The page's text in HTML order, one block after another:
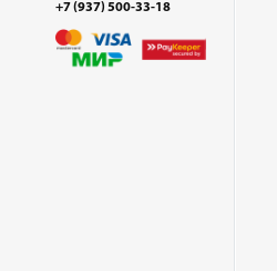
+7 (937) 500-33-18